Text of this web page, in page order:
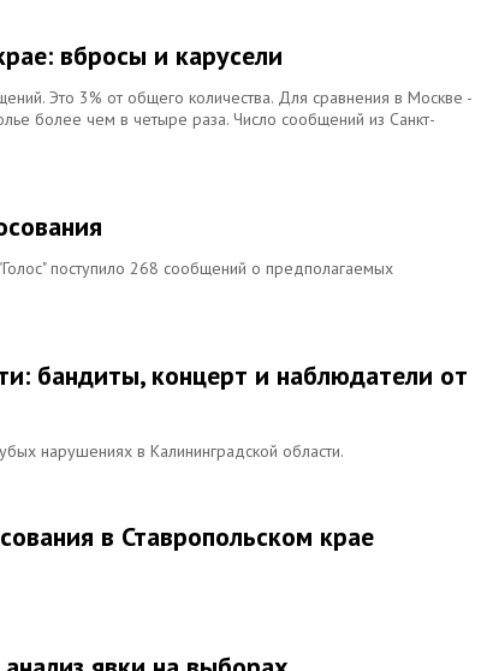
вбросы и карусели
Это 3% от общего количества. Для сравнения в Москве -
более чем в четыре раза. Число сообщений из Санкт-
поступило 268 сообщений о предполагаемых
бандиты, концерт и наблюдатели от
нарушениях в Калининградской области.
в Ставропольском крае